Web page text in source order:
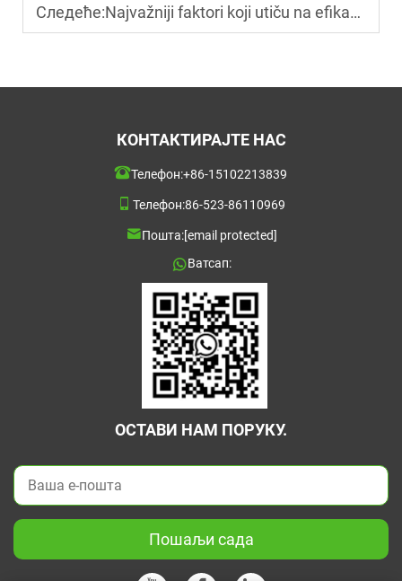
Следеће:Najvažniji faktori koji utiču na efikasnost i rezoluciju HPLC kolone
КОНТАКТИРАЈТЕ НАС
Телефон:+86-15102213839
Телефон:86-523-86110969
Пошта:[email protected]
Ватсап:
ОСТАВИ НАМ ПОРУКУ.
Пошаљи сада